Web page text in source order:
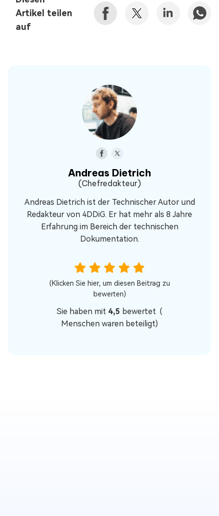
Artikel teilen
auf
Andreas Dietrich
(Chefredakteur)
Andreas Dietrich ist der Technischer Autor und
Redakteur von 4DDiG. Er hat mehr als 8 Jahre
Erfahrung im Bereich der technischen
Dokumentation.
(Klicken Sie hier, um diesen Beitrag zu
bewerten)
Sie haben mit 4,5 bewertet (
Menschen waren beteiligt)